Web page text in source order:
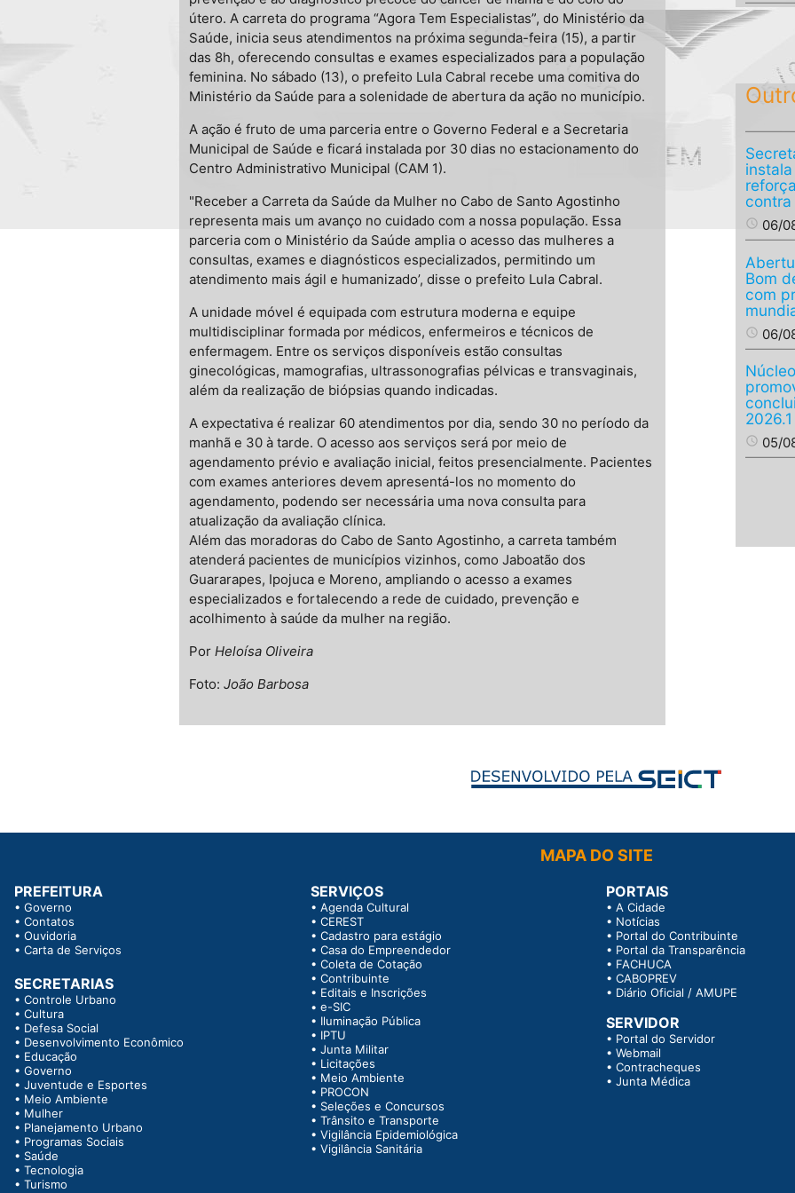
útero. A carreta do programa “Agora Tem Especialistas”, do Ministério da
Saúde, inicia seus atendimentos na próxima segunda-feira (15), a partir
das 8h, oferecendo consultas e exames especializados para a população
feminina. No sábado (13), o prefeito Lula Cabral recebe uma comitiva do
Ministério da Saúde para a solenidade de abertura da ação no município.
A ação é fruto de uma parceria entre o Governo Federal e a Secretaria
Municipal de Saúde e ficará instalada por 30 dias no estacionamento do
Centro Administrativo Municipal (CAM 1).
"Receber a Carreta da Saúde da Mulher no Cabo de Santo Agostinho
representa mais um avanço no cuidado com a nossa população. Essa
parceria com o Ministério da Saúde amplia o acesso das mulheres a
consultas, exames e diagnósticos especializados, permitindo um
atendimento mais ágil e humanizado’, disse o prefeito Lula Cabral.
A unidade móvel é equipada com estrutura moderna e equipe
multidisciplinar formada por médicos, enfermeiros e técnicos de
enfermagem. Entre os serviços disponíveis estão consultas
ginecológicas, mamografias, ultrassonografias pélvicas e transvaginais,
além da realização de biópsias quando indicadas.
A expectativa é realizar 60 atendimentos por dia, sendo 30 no período da
manhã e 30 à tarde. O acesso aos serviços será por meio de
agendamento prévio e avaliação inicial, feitos presencialmente. Pacientes
com exames anteriores devem apresentá-los no momento do
agendamento, podendo ser necessária uma nova consulta para
atualização da avaliação clínica.
Além das moradoras do Cabo de Santo Agostinho, a carreta também
atenderá pacientes de municípios vizinhos, como Jaboatão dos
Guararapes, Ipojuca e Moreno, ampliando o acesso a exames
especializados e fortalecendo a rede de cuidado, prevenção e
acolhimento à saúde da mulher na região.
Por Heloísa Oliveira
Foto: João Barbosa
contra
access_time 06/
Bom
com
access_time 06/
2026.1
access_time 05/
MAPA DO SITE
PREFEITURA
•Governo
•Contatos
•Ouvidoria
•Carta de Serviços
SECRETARIAS
•Controle Urbano
•Cultura
• Defesa Social
• Desenvolvimento Econômico
• Educação
•Governo
•Juventude e Esportes
• Meio Ambiente
• Mulher
• Planejamento Urbano
• Programas Sociais
• Saúde
•Tecnologia
•Turismo
SERVIÇOS
• Agenda Cultural
• CEREST
• Cadastro para estágio
• Casa do Empreendedor
• Coleta de Cotação
• Contribuinte
• Editais e Inscrições
• e-SIC
• Iluminação Pública
• IPTU
• Junta Militar
• Licitações
• Meio Ambiente
• PROCON
• Seleções e Concursos
• Trânsito e Transporte
• Vigilância Epidemiológica
• Vigilância Sanitária
PORTAIS
•A Cidade
• Notícias
• Portal do Contribuinte
• Portal da Transparência
• FACHUCA
•CABOPREV
• Diário Oficial / AMUPE
SERVIDOR
• Portal do Servidor
•Webmail
•Contracheques
•Junta Médica